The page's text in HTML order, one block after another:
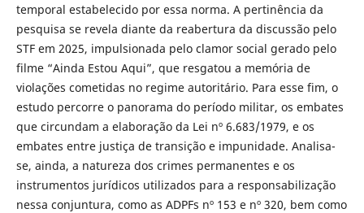
temporal estabelecido por essa norma. A pertinência da
pesquisa se revela diante da reabertura da discussão pelo
STF em 2025, impulsionada pelo clamor social gerado pelo
filme “Ainda Estou Aqui”, que resgatou a memória de
violações cometidas no regime autoritário. Para esse fim, o
estudo percorre o panorama do período militar, os embates
que circundam a elaboração da Lei nº 6.683/1979, e os
embates entre justiça de transição e impunidade. Analisa-
se, ainda, a natureza dos crimes permanentes e os
instrumentos jurídicos utilizados para a responsabilização
nessa conjuntura, como as ADPFs nº 153 e nº 320, bem como